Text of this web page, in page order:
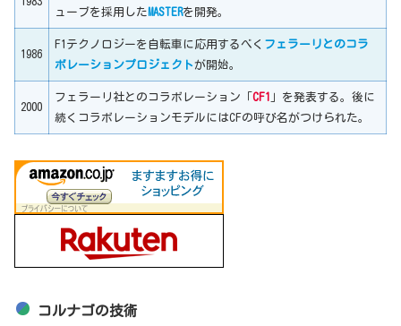
ューブを採用した MASTERを開発。
1986
F1テクノロジーを自転車に応用するべく フェラーリとのコラ
ボレーションプロジェクトが開始。
2000
フェラーリ社とのコラボレーション「CF1
」を発表する。後に
続くコラボレーションモデルにはCFの呼び名がつけられた。
コルナゴの技術